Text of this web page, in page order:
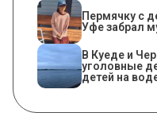
Пермячку с
Уфе забрал
В Куеде и
уголовные
детей на